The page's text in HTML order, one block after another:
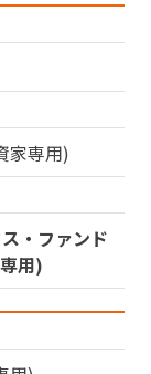
家専用)
・ファンド
用)